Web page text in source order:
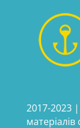
2017-2023